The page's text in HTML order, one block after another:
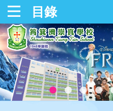
目錄